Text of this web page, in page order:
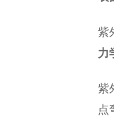
紫
力
紫
点